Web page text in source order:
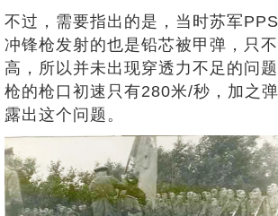
不过，需要指出的是，当时苏军
冲锋枪发射的也是铅芯被甲弹，只
高，所以并未出现穿透力不足的问
枪的枪口初速只有280米/秒，加之
露出这个问题。